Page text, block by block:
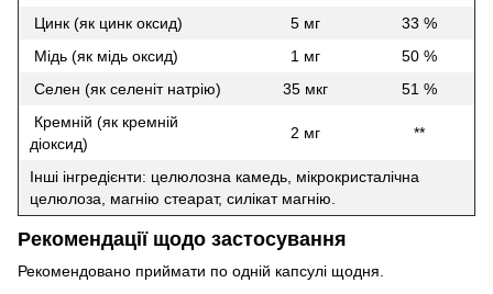
Цинк (як цинк оксид)
5 мг
33 %
Мідь (як мідь оксид)
1 мг
50 %
Селен (як селеніт натрію)
35 мкг
51 %
Кремній (як кремній
діоксид)
2 мг **
Інші інгредієнти: целюлозна камедь, мікрокристалічна
целюлоза, магнію стеарат, силікат магнію.
Рекомендації щодо застосування
Рекомендовано приймати по одній капсулі щодня.